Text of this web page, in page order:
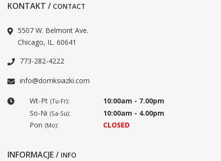
KONTAKT / CONTACT
5507 W. Belmont Ave.
Chicago, IL. 60641
773-282-4222
info@domksiazki.com
Wt-Pt (Tu-Fr):
10:00am - 7.00pm
So-Ni (Sa-Su):
10:00am - 4.00pm
Pon (Mo): CLOSED
INFORMACJE / INFO